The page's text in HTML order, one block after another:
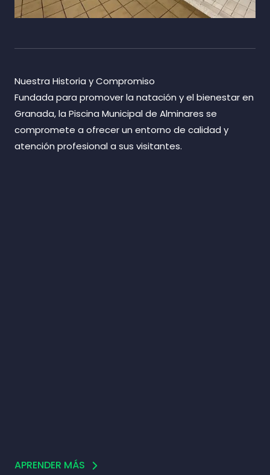
Nuestra Historia y Compromiso
Fundada para promover la natación y el bienestar en
Granada, la Piscina Municipal de Alminares se
compromete a ofrecer un entorno de calidad y
atención profesional a sus visitantes.
APRENDER MÁS